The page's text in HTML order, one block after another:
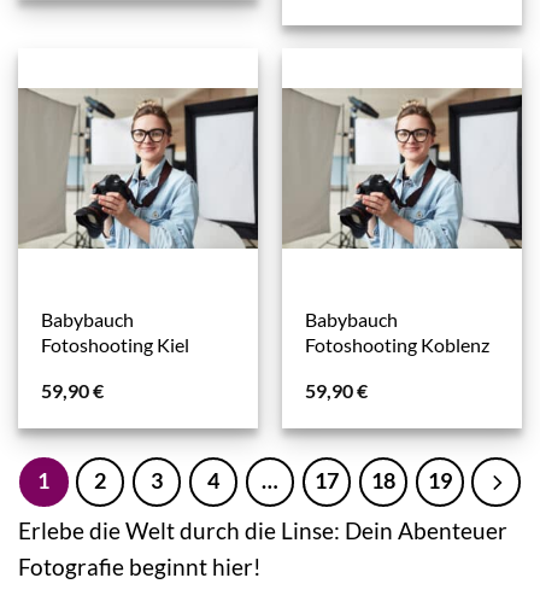
Babybauch
Fotoshooting Kiel
59,90€
Babybauch
Fotoshooting Koblenz
59,90€
1 2 3 4 … 17 18 19
Erlebe die Welt durch die Linse: Dein Abenteuer
Fotografie beginnt hier!